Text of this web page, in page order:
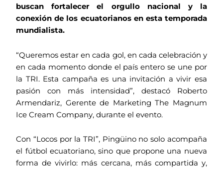
buscan fortalecer el orgullo nacional y la
conexión de los ecuatorianos en esta temporada
mundialista.
“Queremos estar en cada gol, en cada celebración y
en cada momento donde el país entero se une por
la TRI. Esta campaña es una invitación a vivir esa
pasión con más intensidad”, destacó Roberto
Armendariz, Gerente de Marketing The Magnum
Ice Cream Company, durante el evento.
Con “Locos por la TRI”, Pingüino no solo acompaña
el fútbol ecuatoriano, sino que propone una nueva
forma de vivirlo: más cercana, más compartida y,